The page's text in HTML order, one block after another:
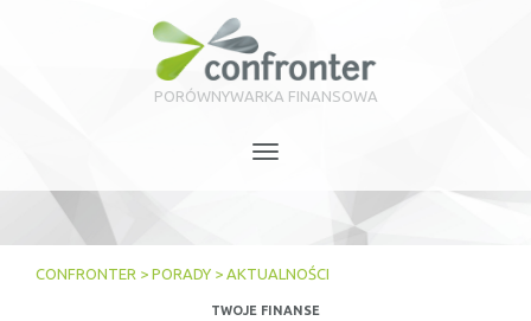
PORÓWNYWARKA FINANSOWA
navigation
CONFRONTER > PORADY > AKTUALNOŚCI
TWOJE FINANSE